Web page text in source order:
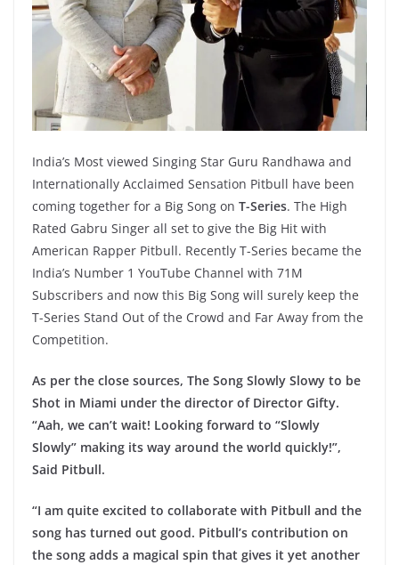
India’s Most viewed Singing Star Guru Randhawa and
Internationally Acclaimed Sensation Pitbull have been
coming together for a Big Song on T-Series. The High
Rated Gabru Singer all set to give the Big Hit with
American Rapper Pitbull. Recently T-Series became the
India’s Number 1 YouTube Channel with 71M
Subscribers and now this Big Song will surely keep the
T-Series Stand Out of the Crowd and Far Away from the
Competition.
As per the close sources, The Song Slowly Slowy to be
Shot in Miami under the director of Director Gifty.
“Aah, we can’t wait! Looking forward to “Slowly
Slowly” making its way around the world quickly!”,
Said Pitbull.
“I am quite excited to collaborate with Pitbull and the
song has turned out good. Pitbull’s contribution on
the song adds a magical spin that gives it yet another